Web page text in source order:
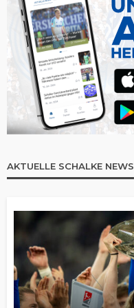
AKTUELLE SCHALKE NEWS